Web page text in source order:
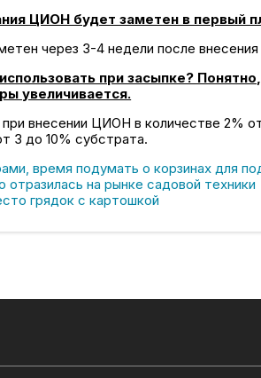
ЦИОН будет заметен в первый
через 3-4 недели после
при засыпке?
увеличивается.
внесении ЦИОН в количестве 2%
3 до 10% субстрата.
время подумать о корзинах для
отразилась на рынке садовой техники
грядок с картошкой